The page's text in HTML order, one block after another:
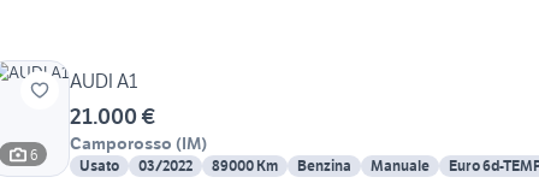
6
AUDI A1
21.000 €
Camporosso (IM)
Usato 03/2022 89000 Km Benzina Manuale Euro 6d-